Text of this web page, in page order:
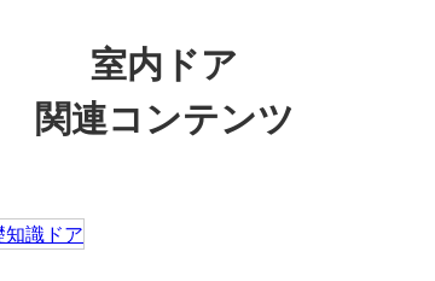
室内ドア
関連コンテンツ